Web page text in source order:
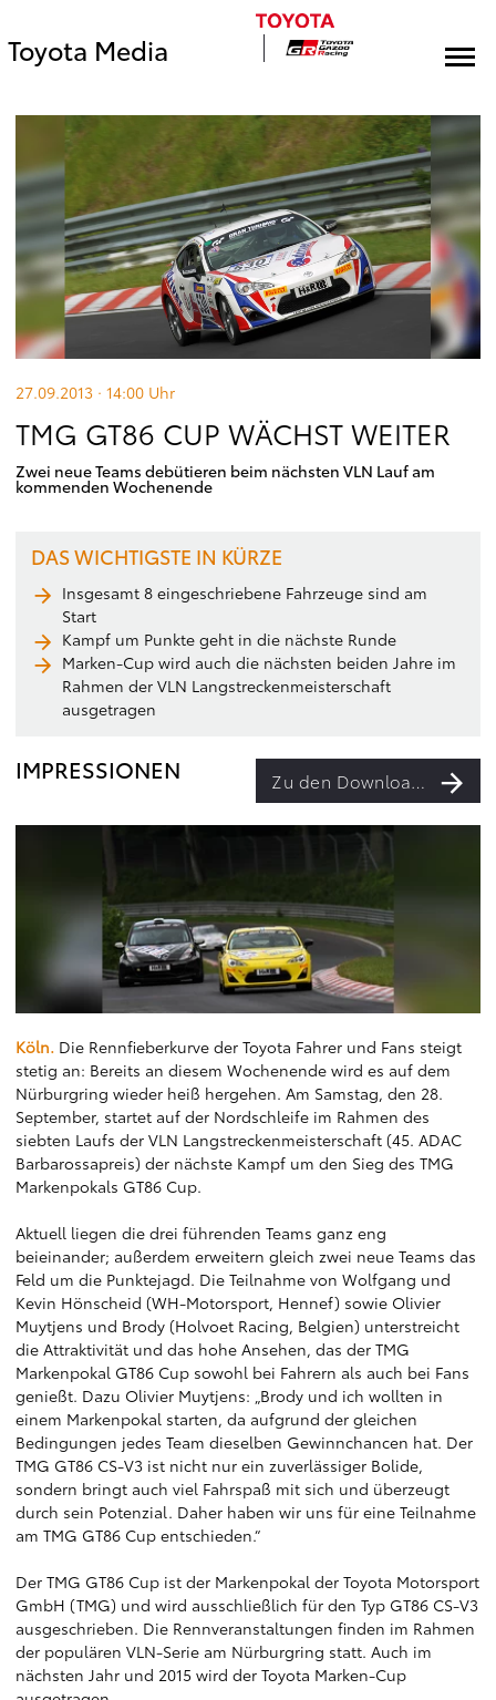
Toyota Media
27.09.2013 · 14:00 Uhr
TMG GT86 CUP WÄCHST WEITER
Zwei neue Teams debütieren beim nächsten VLN Lauf am
kommenden Wochenende
DAS WICHTIGSTE IN KÜRZE
Insgesamt 8 eingeschriebene Fahrzeuge sind am
Start
Kampf um Punkte geht in die nächste Runde
Marken-Cup wird auch die nächsten beiden Jahre im
Rahmen der VLN Langstreckenmeisterschaft
ausgetragen
IMPRESSIONEN Zu den Downloads
Köln. Die Rennfieberkurve der Toyota Fahrer und Fans steigt
stetig an: Bereits an diesem Wochenende wird es auf dem
Nürburgring wieder heiß hergehen. Am Samstag, den 28.
September, startet auf der Nordschleife im Rahmen des
siebten Laufs der VLN Langstreckenmeisterschaft (45. ADAC
Barbarossapreis) der nächste Kampf um den Sieg des TMG
Markenpokals GT86 Cup.
Aktuell liegen die drei führenden Teams ganz eng
beieinander; außerdem erweitern gleich zwei neue Teams das
Feld um die Punktejagd. Die Teilnahme von Wolfgang und
Kevin Hönscheid (WH-Motorsport, Hennef) sowie Olivier
Muytjens und Brody (Holvoet Racing, Belgien) unterstreicht
die Attraktivität und das hohe Ansehen, das der TMG
Markenpokal GT86 Cup sowohl bei Fahrern als auch bei Fans
genießt. Dazu Olivier Muytjens: „Brody und ich wollten in
einem Markenpokal starten, da aufgrund der gleichen
Bedingungen jedes Team dieselben Gewinnchancen hat. Der
TMG GT86 CS-V3 ist nicht nur ein zuverlässiger Bolide,
sondern bringt auch viel Fahrspaß mit sich und überzeugt
durch sein Potenzial. Daher haben wir uns für eine Teilnahme
am TMG GT86 Cup entschieden.“
Der TMG GT86 Cup ist der Markenpokal der Toyota Motorsport
GmbH (TMG) und wird ausschließlich für den Typ GT86 CS-V3
ausgeschrieben. Die Rennveranstaltungen finden im Rahmen
der populären VLN-Serie am Nürburgring statt. Auch im
nächsten Jahr und 2015 wird der Toyota Marken-Cup